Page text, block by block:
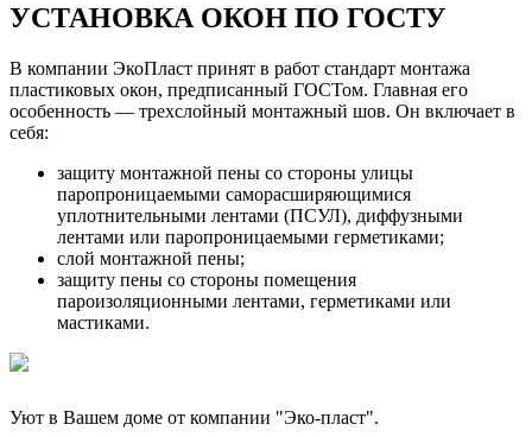
УСТАНОВКА ОКОН ПО ГОСТУ
В компании ЭкоПласт принят в работ стандарт монтажа
пластиковых окон, предписанный ГОСТом. Главная его
особенность — трехслойный монтажный шов. Он включает в
себя:
защиту монтажной пены со стороны улицы
паропроницаемыми саморасширяющимися
уплотнительными лентами (ПСУЛ), диффузными
лентами или паропроницаемыми герметиками;
слой монтажной пены;
защиту пены со стороны помещения
пароизоляционными лентами, герметиками или
мастиками.
Уют в Вашем доме от компании "Эко-пласт".